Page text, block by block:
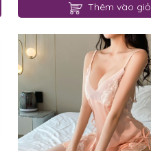
Thêm vào giỏ